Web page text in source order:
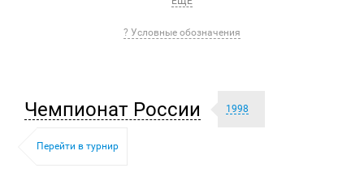
? Условные обозначения
Чемпионат России 1998
Перейти в турнир